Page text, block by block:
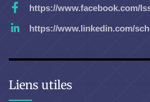
https://www.facebook.com/
https://www.linkedin.com/
Liens utiles